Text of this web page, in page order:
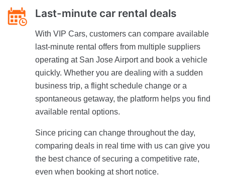
Last-minute car rental deals
With VIP Cars, customers can compare available
last-minute rental offers from multiple suppliers
operating at San Jose Airport and book a vehicle
quickly. Whether you are dealing with a sudden
business trip, a flight schedule change or a
spontaneous getaway, the platform helps you find
available rental options.
Since pricing can change throughout the day,
comparing deals in real time with us can give you
the best chance of securing a competitive rate,
even when booking at short notice.